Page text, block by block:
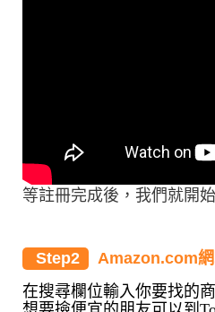
等註冊完成後，我們就開
Step2 Amazon.com
在搜尋欄位輸入你要找的